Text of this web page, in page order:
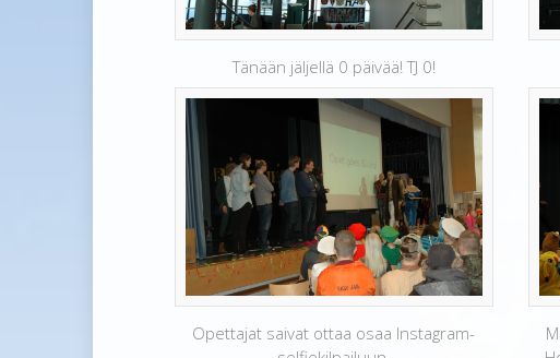
Tänään jäljellä 0 päivää! TJ 0!
Opettajat saivat ottaa osaa Instagram-